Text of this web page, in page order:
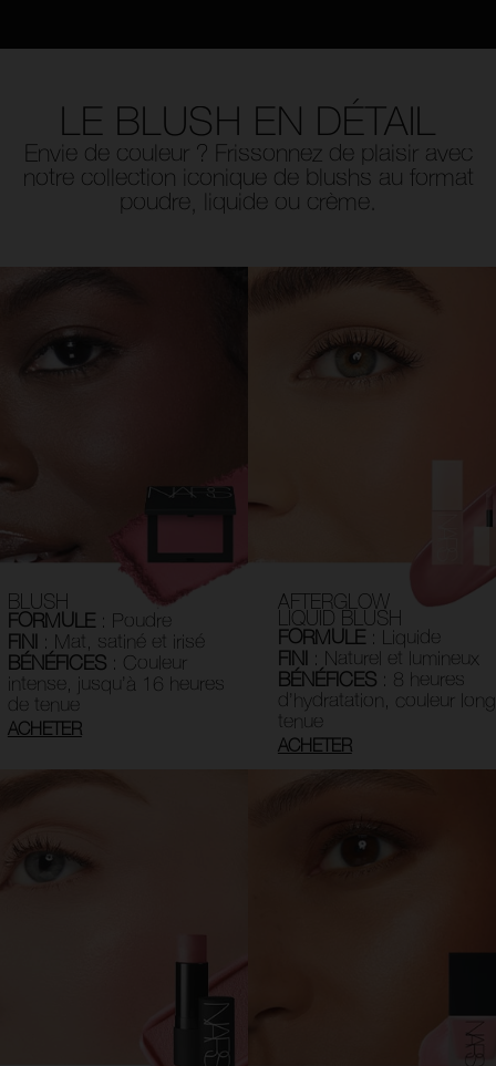
LE BLUSH EN DÉTAIL
Envie de couleur ? Frissonnez de plaisir avec
notre collection iconique de blushs au format
poudre, liquide ou crème.
BLUSH
FORMULE: Poudre
FINI : Mat, satiné et irisé
BÉNÉFICES: Couleur
intense, jusqu’à 16 heures
de tenue
ACHETER
AFTERGLOW
LIQUID BLUSH
FORMULE: Liquide
FINI : Naturel et lumineux
BÉNÉFICES: 8 heures
d’hydratation, couleur
tenue
ACHETER